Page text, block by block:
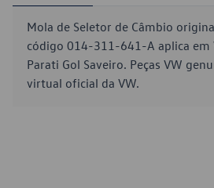
Mola de Seletor de Câmbio
código 014-311-641-A aplica em
Parati Gol Saveiro. Peças VW
virtual oficial da VW.